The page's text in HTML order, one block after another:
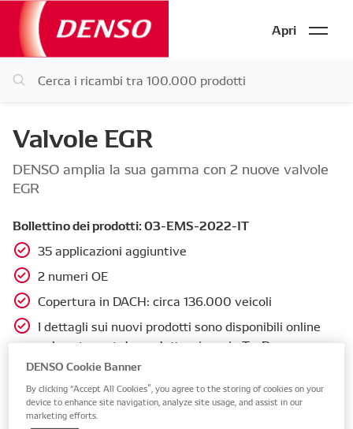
Apri
Valvole EGR
DENSO amplia la sua gamma con 2 nuove valvole
EGR
Bollettino dei prodotti: 03-EMS-2022-IT
35 applicazioni aggiuntive
2 numeri OE
Copertura in DACH: circa 136.000 veicoli
I dettagli sui nuovi prodotti sono disponibili online
nel nostro catalogo elettronico e in TecDoc
DENSO Cookie Banner
By clicking “Accept All Cookies”, you agree to the storing of cookies on your
device to enhance site navigation, analyze site usage, and assist in our
marketing efforts.